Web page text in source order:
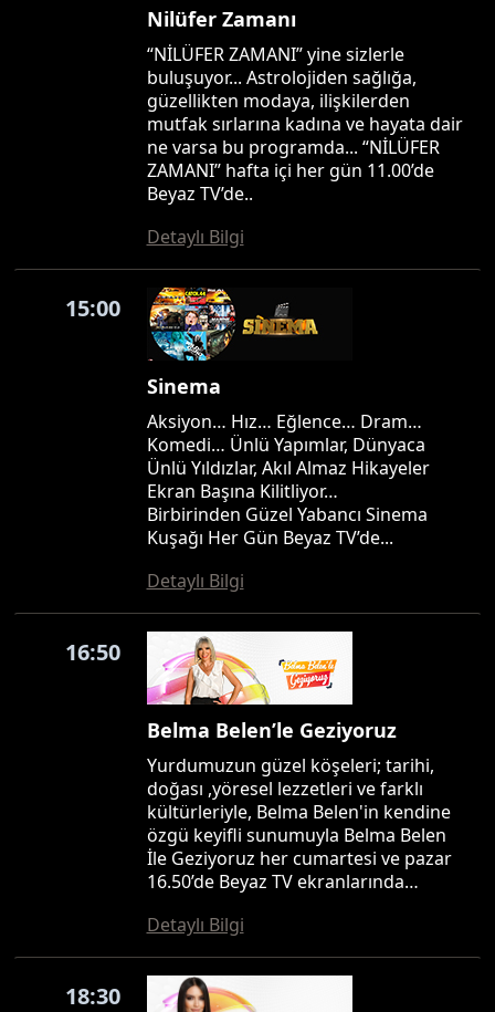
Nilüfer Zamanı
“NİLÜFER ZAMANI” yine sizlerle
buluşuyor... Astrolojiden sağlığa,
güzellikten modaya, ilişkilerden
mutfak sırlarına kadına ve hayata dair
ne varsa bu programda... “NİLÜFER
ZAMANI” hafta içi her gün 11.00’de
Beyaz TV’de..
Detaylı Bilgi
15:00
Sinema
Aksiyon… Hız… Eğlence… Dram…
Komedi… Ünlü Yapımlar, Dünyaca
Ünlü Yıldızlar, Akıl Almaz Hikayeler
Ekran Başına Kilitliyor…
Birbirinden Güzel Yabancı Sinema
Kuşağı Her Gün Beyaz TV’de...
Detaylı Bilgi
16:50
Belma Belen’le Geziyoruz
Yurdumuzun güzel köşeleri; tarihi,
doğası ,yöresel lezzetleri ve farklı
kültürleriyle, Belma Belen'in kendine
özgü keyifli sunumuyla Belma Belen
İle Geziyoruz her cumartesi ve pazar
16.50’de Beyaz TV ekranlarında…
Detaylı Bilgi
18:30